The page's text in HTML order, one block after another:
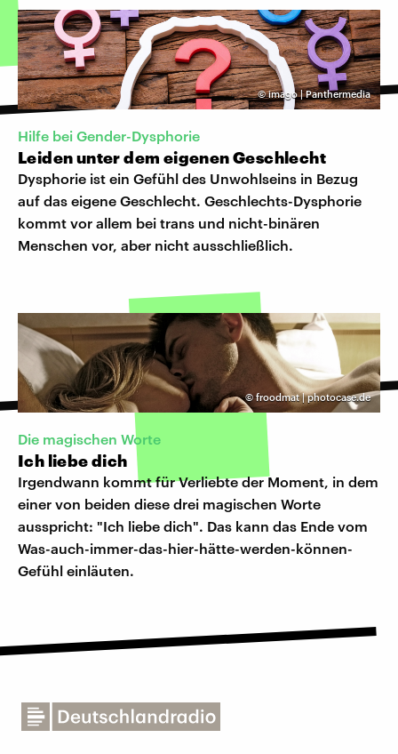
©imago | Panthermedia
Hilfe bei Gender-Dysphorie
Leiden unter dem eigenen Geschlecht
Dysphorie ist ein Gefühl des Unwohlseins in Bezug
auf das eigene Geschlecht. Geschlechts-Dysphorie
kommt vor allem bei trans und nicht-binären
Menschen vor, aber nicht ausschließlich.
©froodmat | photocase.de
Die magischen Worte
Ich liebe dich
Irgendwann kommt für Verliebte der Moment, in dem
einer von beiden diese drei magischen Worte
ausspricht: "Ich liebe dich". Das kann das Ende vom
Was-auch-immer-das-hier-hätte-werden-können-
Gefühl einläuten.